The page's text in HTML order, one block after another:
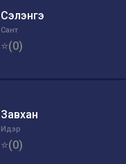
Сэлэнгэ
Сант
⭐(0)
Завхан
Идэр
⭐(0)